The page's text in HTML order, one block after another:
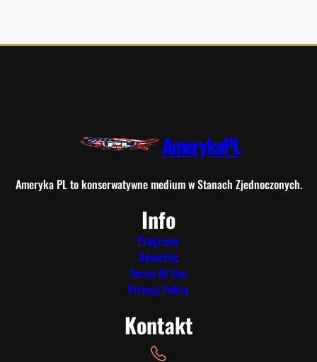
AmerykaPL
Ameryka PL to konserwatywne medium w Stanach Zjednoczonych.
Info
Programy
Advertise
Terms Of Use
Privacy Policy
Kontakt